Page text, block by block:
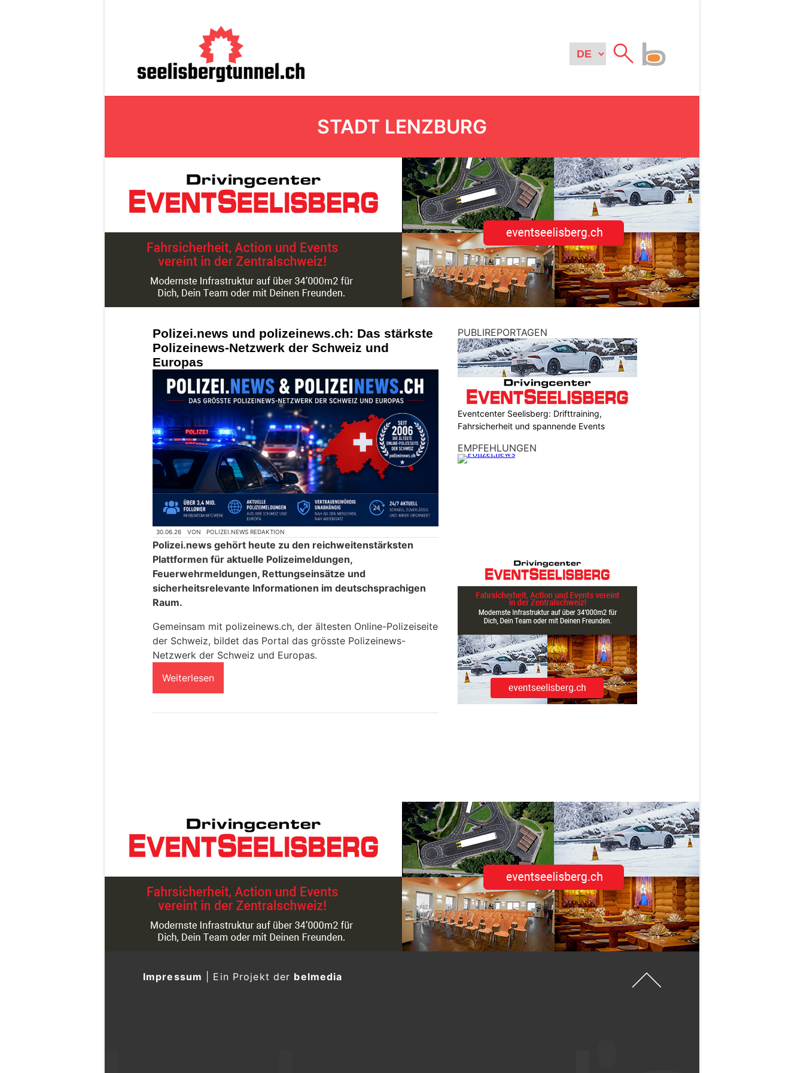
STADT LENZBURG
Polizei.news und polizeinews.ch: Das stärkste
Polizeinews-Netzwerk der Schweiz und
Europas
30.06.26 VON POLIZEI.NEWS REDAKTION
Polizei.news gehört heute zu den reichweitenstärksten
Plattformen für aktuelle Polizeimeldungen,
Feuerwehrmeldungen, Rettungseinsätze und
sicherheitsrelevante Informationen im deutschsprachigen
Raum.
Gemeinsam mit polizeinews.ch, der ältesten Online-Polizeiseite
der Schweiz, bildet das Portal das grösste Polizeinews-
Netzwerk der Schweiz und Europas.
Weiterlesen
PUBLIREPORTAGEN
Eventcenter Seelisberg: Drifttraining,
Fahrsicherheit und spannende Events
EMPFEHLUNGEN
Impressum Ein Projekt der belmedia